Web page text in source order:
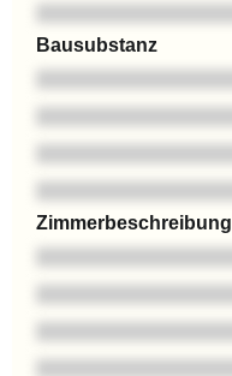
Bausubstanz
Zimmerbeschreibung